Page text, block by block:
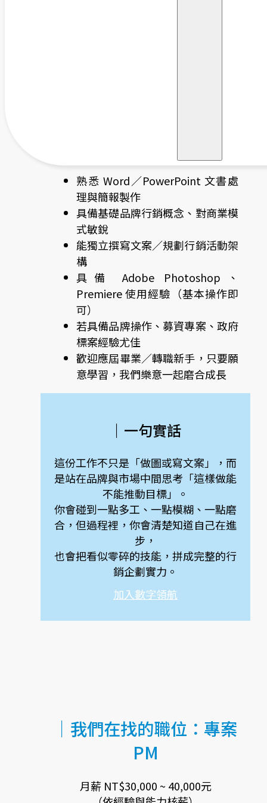
熟悉 Word／PowerPoint 文書處
理與簡報製作
具備基礎品牌行銷概念、對商業模
式敏銳
能獨立撰寫文案／規劃行銷活動架
構
具備 Adobe Photoshop、
Premiere 使用經驗（基本操作即
可）
若具備品牌操作、募資專案、政府
標案經驗尤佳
歡迎應屆畢業／轉職新手，只要願
意學習，我們樂意一起磨合成長
｜一句實話
這份工作不只是「做圖或寫文案」，而
是站在品牌與市場中間思考「這樣做能
不能推動目標」。
你會碰到一點多工、一點模糊、一點磨
合，但過程裡，你會清楚知道自己在進
步，
也會把看似零碎的技能，拼成完整的行
銷企劃實力。
加入數字領航
｜我們在找的職位：專案
PM
月薪 NT$30,000 ~ 40,000元